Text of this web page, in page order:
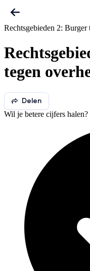
Rechtsgebieden 2: Burger
tegen
Delen
Wil je betere cijfers halen?